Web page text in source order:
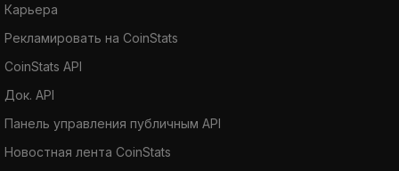
Карьера
Рекламировать на CoinStats
CoinStats API
Док. API
Панель управления публичным API
Новостная лента CoinStats